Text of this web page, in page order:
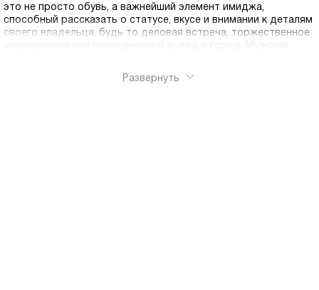
это не просто обувь, а важнейший элемент имиджа,
способный рассказать о статусе, вкусе и внимании к деталям
своего владельца, будь то деловая встреча, торжественное
моделями для любого сезона. Летние туфли выполнены из
Развернуть